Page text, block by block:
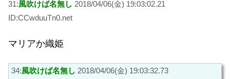
31:風吹けば名無し 2018/04/06(金) 19:03:02.21
ID:CCwduuTn0.net
マリアか織姫
34:風吹けば名無し 2018/04/06(金) 19:03:32.73